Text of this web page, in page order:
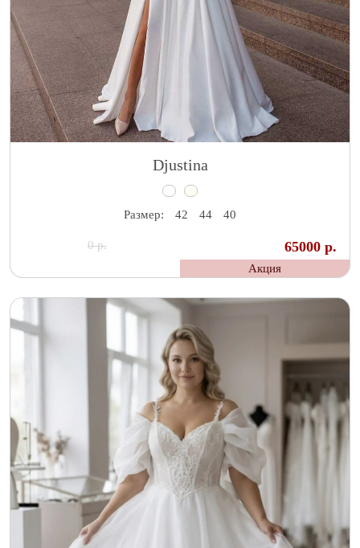
Djustina
Размер: 42 44 40
0 р. 65000 р.
Акция